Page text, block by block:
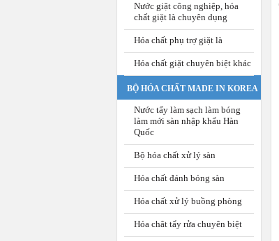
Nước giặt công nghiệp, hóa
chất giặt là chuyên dụng
Hóa chất phụ trợ giặt là
Hóa chất giặt chuyên biệt khác
BỘ HÓA CHẤT MADE IN KOREA
Nước tẩy làm sạch làm bóng
làm mới sàn nhập khẩu Hàn
Quốc
Bộ hóa chất xử lý sàn
Hóa chất đánh bóng sàn
Hóa chất xử lý buồng phòng
Hóa chât tẩy rửa chuyên biệt